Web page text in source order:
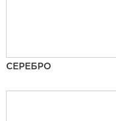
СЕРЕБРО